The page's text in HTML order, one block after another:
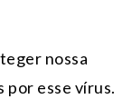
nossa
por esse vírus.